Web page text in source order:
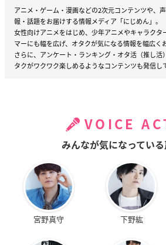
アニメ・ゲーム・漫画などの2次元コンテンツや、
報・話題をお届けする情報メディア「にじめん」。
女性向けアニメをはじめ、少年アニメやキャラクタ
マーにも幅を広げ、オタクが気になる情報を幅広く
さらに、アンケート・ランキング・オタ活（推し活
タクがワクワク楽しめるようなコンテンツも発信し
VOICE
みんなが気になってい
宮野真守 下野紘